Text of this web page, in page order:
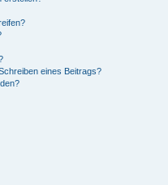
eines Beitrags?